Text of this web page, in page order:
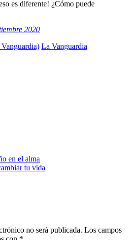
es diferente! ¿Cómo puede
2020
La Vanguardia
en el alma
tu vida
no será publicada. Los campos